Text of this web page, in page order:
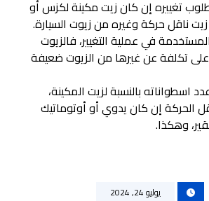
تغييره إن كان زيت مكينة لكزس أو
ناقل حركة وغيره من زيوت السيارة.
في عملية التغيير، فالزيوت
أعلى تكلفة عن غيرها من الزيوت ضعيفة
اسطواناته بالنسبة لزيت المكينة،
الحركة إن كان يدوي أو أوتوماتيك
وهكذا.
يوليو 24, 2024